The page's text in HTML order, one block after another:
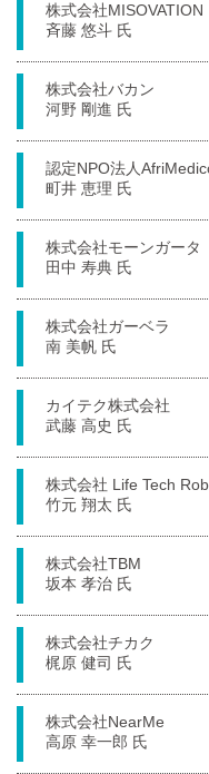
株式会社MISOVATION
斉藤 悠斗 氏
株式会社バカン
河野 剛進 氏
認定NPO法人
町井 恵理 氏
株式会社モーンガータ
田中 寿典 氏
株式会社ガーベラ
南 美帆 氏
カイテク株式会社
武藤 高史 氏
株式会社 Life Tech
竹元 翔太 氏
株式会社TBM
坂本 孝治 氏
株式会社チカク
梶原 健司 氏
株式会社NearMe
高原 幸一郎 氏